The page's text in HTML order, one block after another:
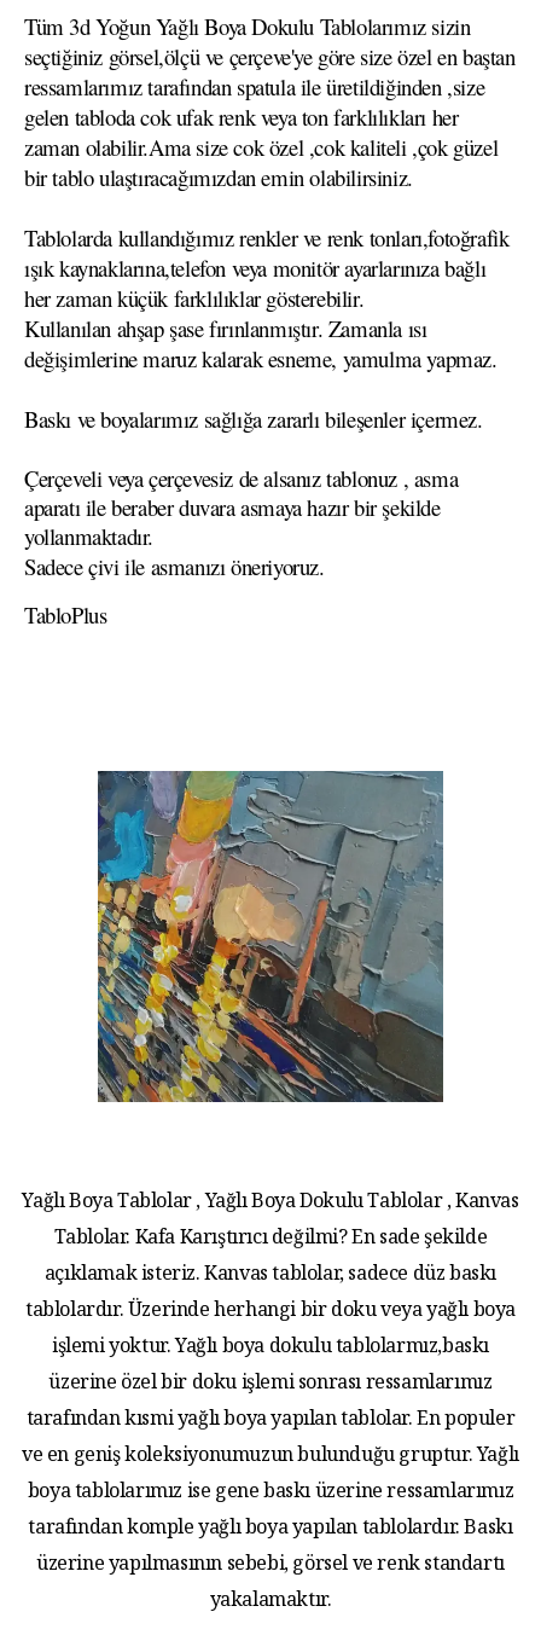
Tüm 3d Yoğun Yağlı Boya Dokulu Tablolarımız sizin
seçtiğiniz görsel,ölçü ve çerçeve'ye göre size özel en baştan
ressamlarımız tarafından spatula ile üretildiğinden ,size
gelen tabloda cok ufak renk veya ton farklılıkları her
zaman olabilir.Ama size cok özel ,cok kaliteli ,çok güzel
bir tablo ulaştıracağımızdan emin olabilirsiniz.
Tablolarda kullandığımız renkler ve renk tonları,fotoğrafik
ışık kaynaklarına,telefon veya monitör ayarlarınıza bağlı
her zaman küçük farklılıklar gösterebilir.
Kullanılan ahşap şase fırınlanmıştır. Zamanla ısı
değişimlerine maruz kalarak esneme, yamulma yapmaz.
Baskı ve boyalarımız sağlığa zararlı bileşenler içermez.
Çerçeveli veya çerçevesiz de alsanız tablonuz , asma
aparatı ile beraber duvara asmaya hazır bir şekilde
yollanmaktadır.
Sadece çivi ile asmanızı öneriyoruz.
TabloPlus
Yağlı Boya Tablolar , Yağlı Boya Dokulu Tablolar , Kanvas
Tablolar. Kafa Karıştırıcı değilmi? En sade şekilde
açıklamak isteriz. Kanvas tablolar, sadece düz baskı
tablolardır. Üzerinde herhangi bir doku veya yağlı boya
işlemi yoktur. Yağlı boya dokulu tablolarmız,baskı
üzerine özel bir doku işlemi sonrası ressamlarımız
tarafından kısmi yağlı boya yapılan tablolar. En populer
ve en geniş koleksiyonumuzun bulunduğu gruptur. Yağlı
boya tablolarımız ise gene baskı üzerine ressamlarımız
tarafından komple yağlı boya yapılan tablolardır. Baskı
üzerine yapılmasının sebebi, görsel ve renk standartı
yakalamaktır.